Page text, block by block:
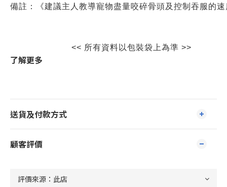
備註：《建議主人教導寵物盡量咬碎骨頭及控制吞服的
<< 所有資料以包裝袋上為準 >>
了解更多
送貨及付款方式
顧客評價